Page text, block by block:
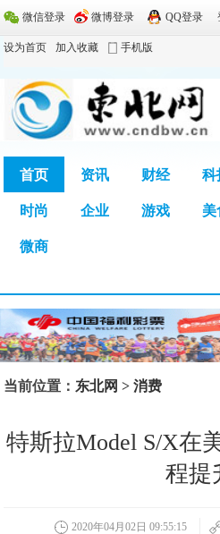
微信登录 微博登录 QQ登录
设为首页 加入收藏 手机版
首页 资讯 财经 科
时尚 企业 游戏 美
微商
当前位置： 东北网 >消费
特斯拉Model S/X在
程提
2020年04月02日 09:55:15